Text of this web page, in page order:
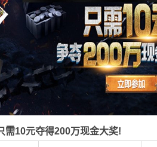
需10元夺得200万现金大奖!